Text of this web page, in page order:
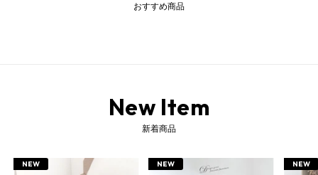
おすすめ商品
New Item
新着商品
NEW NEW NEW